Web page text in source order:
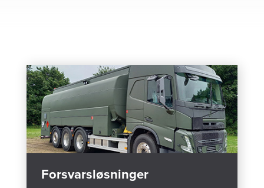
Forsvarsløsninger